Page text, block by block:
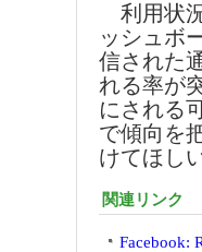
利用状
ッシュボ
信された
れる率が
にされる
で傾向を
けてほし
関連リンク
Facebook: